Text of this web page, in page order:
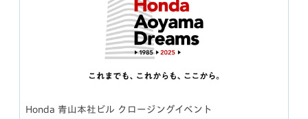
Honda 青山本社ビル クロージングイベント